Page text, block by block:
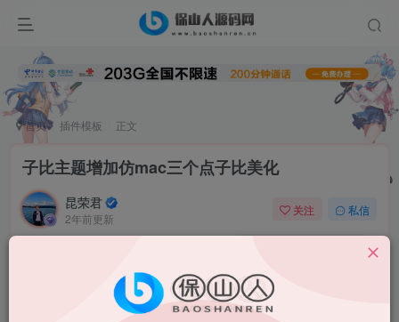
首页 插件模板 正文
子比主题增加仿mac三个点子比美化
昆荣君
2年前更新
关注 私信
代码都是各位大佬分享出来的，我只是整理
自用+分享